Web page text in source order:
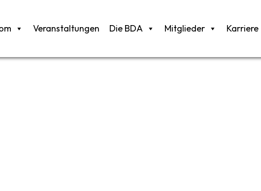
Veranstaltungen Die BDA Mitglieder Karriere